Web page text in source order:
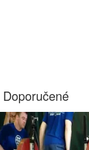
Doporučené